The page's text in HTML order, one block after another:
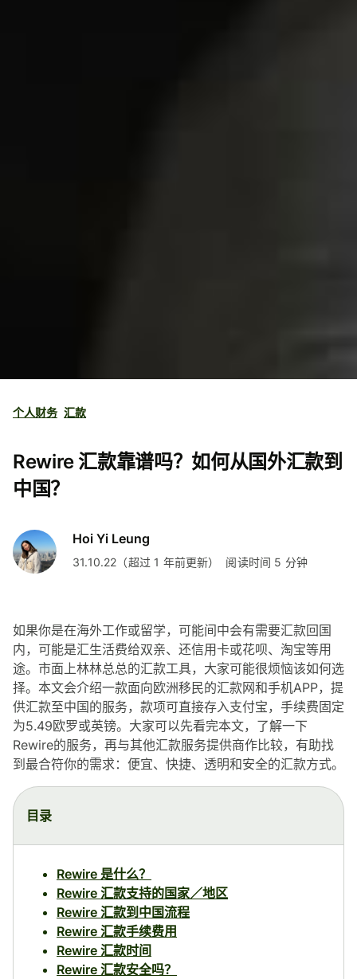
个人财务 汇款
Rewire 汇款靠谱吗？如何从国外汇款到
中国？
Hoi Yi Leung
31.10.22（超过 1 年前更新） 阅读时间 5 分钟
如果你是在海外工作或留学，可能间中会有需要汇款回国
内，可能是汇生活费给双亲、还信用卡或花呗、淘宝等用
途。市面上林林总总的汇款工具，大家可能很烦恼该如何选
择。本文会介绍一款面向欧洲移民的汇款网和手机APP，提
供汇款至中国的服务，款项可直接存入支付宝，手续费固定
为5.49欧罗或英镑。大家可以先看完本文，了解一下
Rewire的服务，再与其他汇款服务提供商作比较，有助找
到最合符你的需求：便宜、快捷、透明和安全的汇款方式。
目录
Rewire 是什么？
Rewire 汇款支持的国家／地区
Rewire 汇款到中国流程
Rewire 汇款手续费用
Rewire 汇款时间
Rewire 汇款安全吗？